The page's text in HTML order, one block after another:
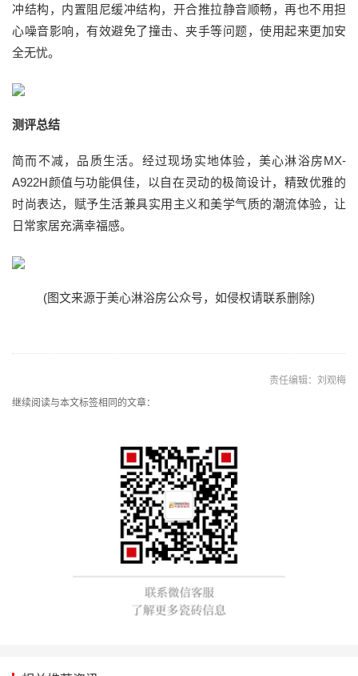
冲结构，内置阻尼缓冲结构，开合推拉静音顺畅，再也不用担
心噪音影响，有效避免了撞击、夹手等问题，使用起来更加安
全无忧。
测评总结
简而不减，品质生活。经过现场实地体验，美心淋浴房MX-
A922H颜值与功能俱佳，以自在灵动的极简设计，精致优雅的
时尚表达，赋予生活兼具实用主义和美学气质的潮流体验，让
日常家居充满幸福感。
(图文来源于美心淋浴房公众号，如侵权请联系删除)
责任编辑：刘观梅
继续阅读与本文标签相同的文章：